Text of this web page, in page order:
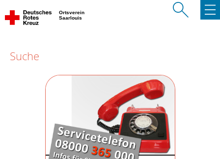
Ortsverein
Saarlouis
Suche